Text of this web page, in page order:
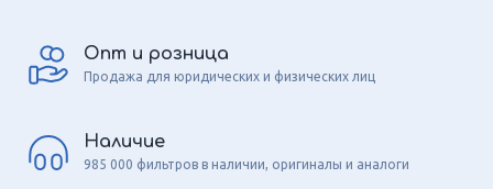
Опт и розница
Продажа для юридических и физических лиц
Наличие
985 000 фильтров в наличии, оригиналы и аналоги